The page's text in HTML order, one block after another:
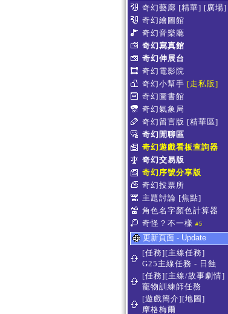
奇幻藝廊 [精華] [廣場]
奇幻繪圖館
奇幻音樂廳
奇幻寫真館
奇幻伸展台
奇幻電影院
奇幻小幫手 [走私販]
奇幻圖書館
奇幻氣象局
奇幻留言版 [精華區]
奇幻閒聊區
奇幻遊戲看板查詢器
奇幻交易版
奇幻序號分享版
奇幻投票所
主題討論 [焦點]
角色名字顏色計算器
奇怪？不一樣 #5
更新頁面 - Update
[任務][主線任務]
G25主線任務 - 日蝕
[任務][主線/故事劇情]
寵物訓練師任務
[遊戲簡介][地圖]
摩格梅爾